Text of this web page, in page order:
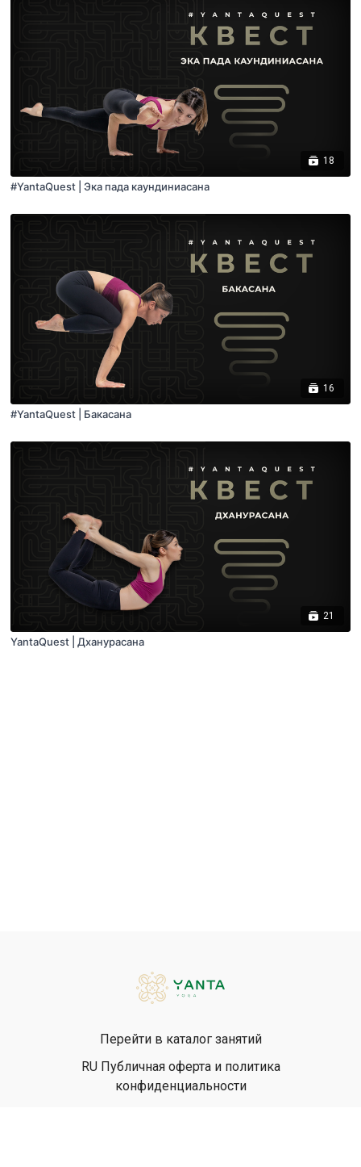
18
#YantaQuest | Эка пада каундиниасана
16
#YantaQuest | Бакасана
21
YantaQuest | Дханурасана
Перейти в каталог занятий
RU Публичная оферта и политика
конфиденциальности